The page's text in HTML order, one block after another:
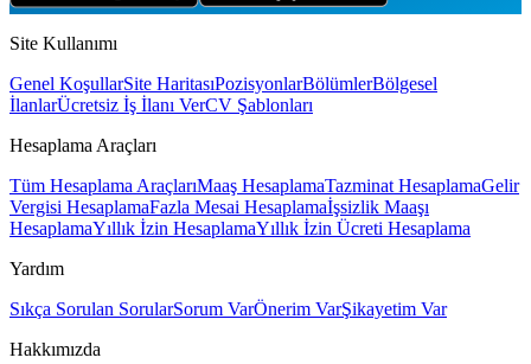
Site Kullanımı
Genel KoşullarSite HaritasıPozisyonlarBölümlerBölgesel
İlanlarÜcretsiz İş İlanı VerCV Şablonları
Hesaplama Araçları
Tüm Hesaplama AraçlarıMaaş HesaplamaTazminat HesaplamaGelir
Vergisi HesaplamaFazla Mesai Hesaplamaİşsizlik Maaşı
HesaplamaYıllık İzin HesaplamaYıllık İzin Ücreti Hesaplama
Yardım
Sıkça Sorulan SorularSorum VarÖnerim VarŞikayetim Var
Hakkımızda